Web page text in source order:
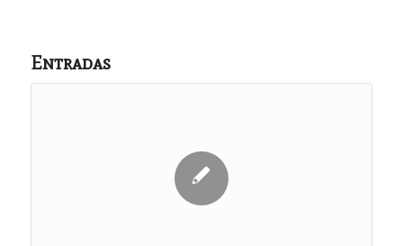
Entradas